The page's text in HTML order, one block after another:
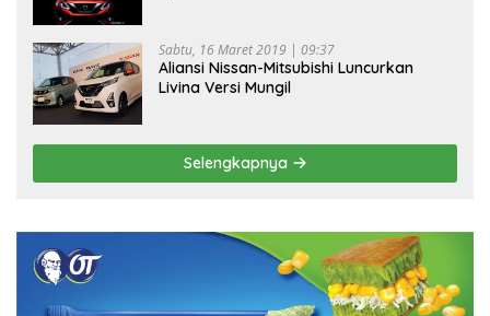
Sabtu, 16 Maret 2019 | 09:37
Aliansi Nissan-Mitsubishi Luncurkan
Livina Versi Mungil
Selengkapnya